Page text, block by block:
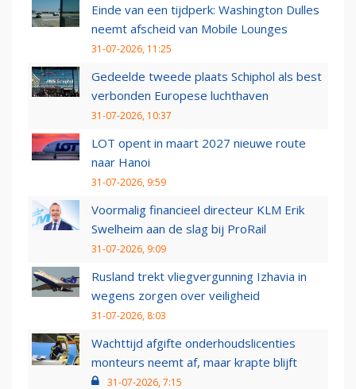
Einde van een tijdperk: Washington Dulles
neemt afscheid van Mobile Lounges
31-07-2026, 11:25
Gedeelde tweede plaats Schiphol als best
verbonden Europese luchthaven
31-07-2026, 10:37
LOT opent in maart 2027 nieuwe route
naar Hanoi
31-07-2026, 9:59
Voormalig financieel directeur KLM Erik
Swelheim aan de slag bij ProRail
31-07-2026, 9:09
Rusland trekt vliegvergunning Izhavia in
wegens zorgen over veiligheid
31-07-2026, 8:03
Wachttijd afgifte onderhoudslicenties
monteurs neemt af, maar krapte blijft
31-07-2026, 7:15